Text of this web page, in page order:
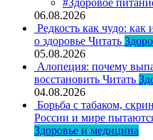
#Здоровое
06.08.2026
Редкость как чудо: как
о здоровье Читать
05.08.2026
Алопеция: почему
восстановить Читать
04.08.2026
Борьба с табаком,
России и мире
Здоровье и медицина